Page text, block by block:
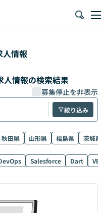
人情報
人情報の検索結果
募集停止を非表示
絞り込み
秋田県 山形県 福島県
茨城県
Salesforce Dart